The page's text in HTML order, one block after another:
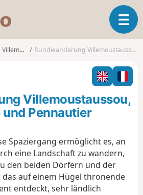
s
o
o
T
o
l
n
a
a
t
o
Villemoustaussou Rundwanderung Villemoustaussou, Carcassonne und Pennautier
Villemoustaussou,
Pennautier
Spaziergang ermöglicht es, an
eine Landschaft zu wandern,
den beiden Dörfern und der
auf einem Hügel thronende
entdeckt, sehr ländlich